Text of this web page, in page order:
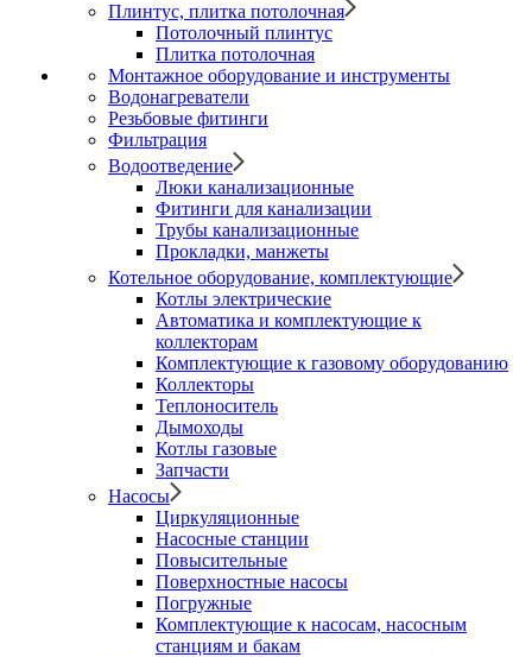
Плинтус, плитка потолочная
Потолочный плинтус
Плитка потолочная
Монтажное оборудование и инструменты
Водонагреватели
Резьбовые фитинги
Фильтрация
Водоотведение
Люки канализационные
Фитинги для канализации
Трубы канализационные
Прокладки, манжеты
Котельное оборудование, комплектующие
Котлы электрические
Автоматика и комплектующие к
коллекторам
Комплектующие к газовому оборудованию
Коллекторы
Теплоноситель
Дымоходы
Котлы газовые
Запчасти
Насосы
Циркуляционные
Насосные станции
Повысительные
Поверхностные насосы
Погружные
Комплектующие к насосам, насосным
станциям и бакам